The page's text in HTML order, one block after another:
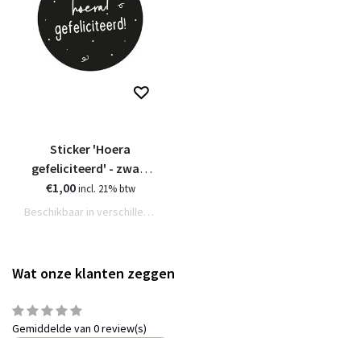
Sticker 'Hoera
gefeliciteerd' - zwart
wit | 5 stuks | 4,5cm
€1,00 incl. 21% btw
Beschikbaar in verschillende varianten
Wat onze klanten zeggen
Gemiddelde van 0 review(s)